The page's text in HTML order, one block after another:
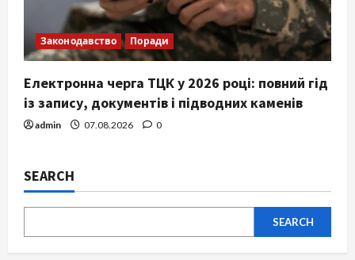
Законодавство Поради
Електронна черга ТЦК у 2026 році: повний гід
із запису, документів і підводних каменів
admin 07.08.2026 0
SEARCH
SEARCH